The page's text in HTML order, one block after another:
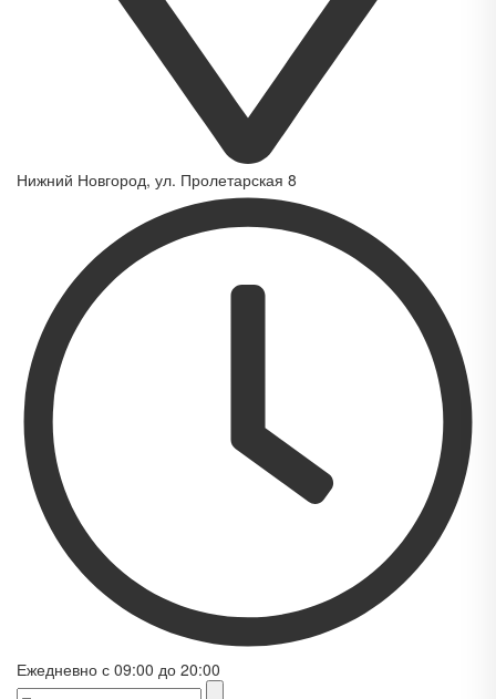
Нижний Новгород, ул. Пролетарская 8
Ежедневно с 09:00 до 20:00